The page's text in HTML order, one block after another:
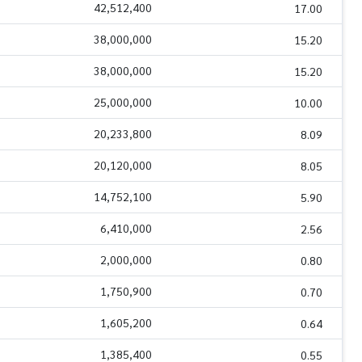
42,512,400 17.00
38,000,000 15.20
38,000,000 15.20
25,000,000 10.00
20,233,800 8.09
20,120,000 8.05
14,752,100 5.90
6,410,000 2.56
2,000,000 0.80
1,750,900 0.70
1,605,200 0.64
1,385,400 0.55